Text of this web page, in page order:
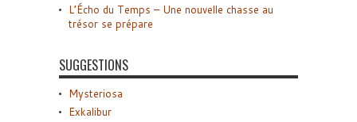
L’Écho du Temps – Une nouvelle chasse au
trésor se prépare
SUGGESTIONS
Mysteriosa
Exkalibur